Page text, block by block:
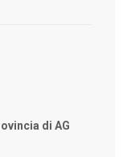
di AG